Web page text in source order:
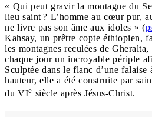
« Qui peut gravir la montagne du
lieu saint ? L’homme au cœur pur,
ne livre pas son âme aux idoles » (
Kahsay, un prêtre copte éthiopien,
les montagnes reculées de
chaque jour un incroyable périple
Sculptée dans le flanc d’une falaise
hauteur, elle a été construite par
du VIe siècle après Jésus-Christ.